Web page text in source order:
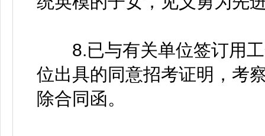
8.已与有关单位签订用工
位出具的同意招考证明，考
除合同函。